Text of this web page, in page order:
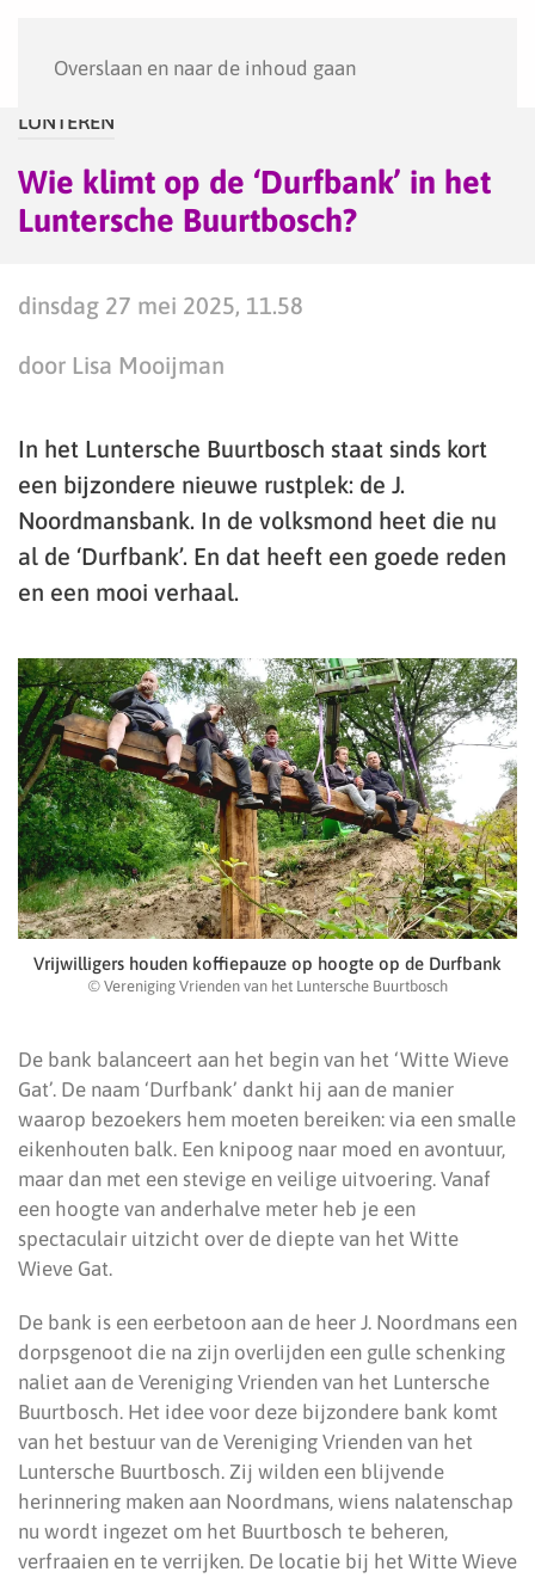
Overslaan en naar de inhoud gaan
LUNTEREN
Wie klimt op de ‘Durfbank’ in het
Luntersche Buurtbosch?
dinsdag 27 mei 2025, 11.58
door Lisa Mooijman
In het Luntersche Buurtbosch staat sinds kort
een bijzondere nieuwe rustplek: de J.
Noordmansbank. In de volksmond heet die nu
al de ‘Durfbank’. En dat heeft een goede reden
en een mooi verhaal.
Vrijwilligers houden koffiepauze op hoogte op de Durfbank
© Vereniging Vrienden van het Luntersche Buurtbosch
De bank balanceert aan het begin van het ‘Witte Wieve
Gat’. De naam ‘Durfbank’ dankt hij aan de manier
waarop bezoekers hem moeten bereiken: via een smalle
eikenhouten balk. Een knipoog naar moed en avontuur,
maar dan met een stevige en veilige uitvoering. Vanaf
een hoogte van anderhalve meter heb je een
spectaculair uitzicht over de diepte van het Witte
Wieve Gat.
De bank is een eerbetoon aan de heer J. Noordmans een
dorpsgenoot die na zijn overlijden een gulle schenking
naliet aan de Vereniging Vrienden van het Luntersche
Buurtbosch. Het idee voor deze bijzondere bank komt
van het bestuur van de Vereniging Vrienden van het
Luntersche Buurtbosch. Zij wilden een blijvende
herinnering maken aan Noordmans, wiens nalatenschap
nu wordt ingezet om het Buurtbosch te beheren,
verfraaien en te verrijken. De locatie bij het Witte Wieve